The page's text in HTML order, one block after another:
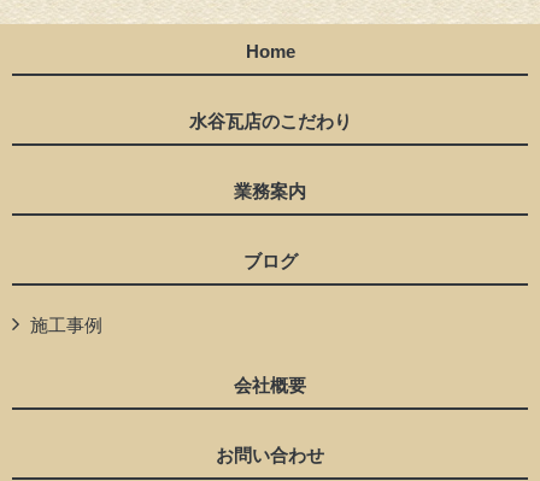
Home
水谷瓦店のこだわり
業務案内
ブログ
施工事例
会社概要
お問い合わせ